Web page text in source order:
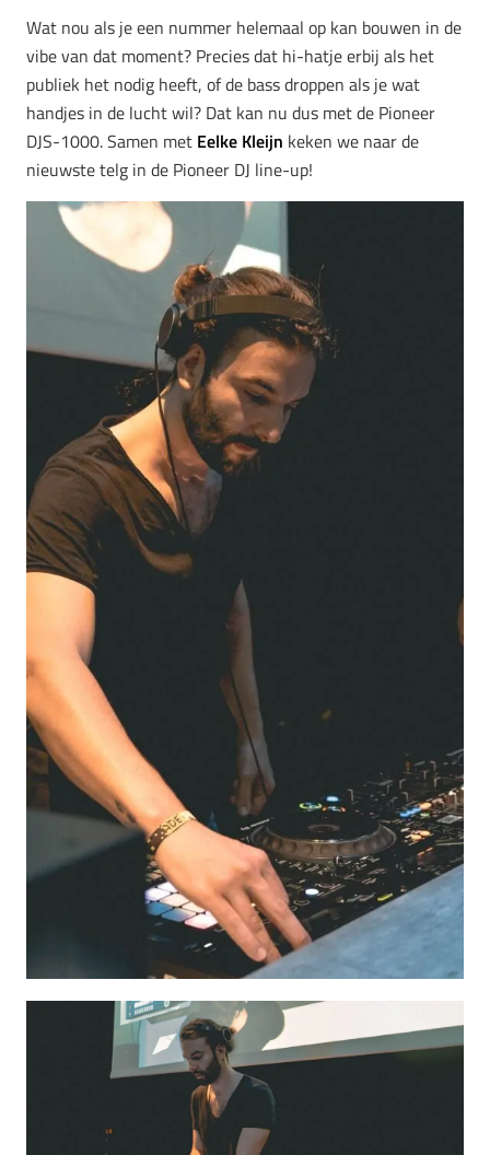
Wat nou als je een nummer helemaal op kan bouwen in de
vibe van dat moment? Precies dat hi-hatje erbij als het
publiek het nodig heeft, of de bass droppen als je wat
handjes in de lucht wil? Dat kan nu dus met de Pioneer
DJS-1000. Samen met Eelke Kleijn keken we naar de
nieuwste telg in de Pioneer DJ line-up!